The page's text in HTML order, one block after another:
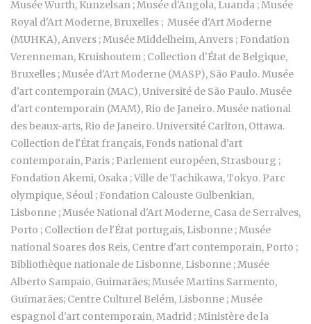
Musée Wurth, Kunzelsan ; Musée d'Angola, Luanda ; Musée
Royal d'Art Moderne, Bruxelles ; Musée d'Art Moderne
(MUHKA), Anvers ; Musée Middelheim, Anvers ; Fondation
Verenneman, Kruishoutem ; Collection d'État de Belgique,
Bruxelles ; Musée d'Art Moderne (MASP), São Paulo. Musée
d'art contemporain (MAC), Université de São Paulo. Musée
d'art contemporain (MAM), Rio de Janeiro. Musée national
des beaux-arts, Rio de Janeiro. Université Carlton, Ottawa.
Collection de l'État français, Fonds national d'art
contemporain, Paris ; Parlement européen, Strasbourg ;
Fondation Akemi, Osaka ; Ville de Tachikawa, Tokyo. Parc
olympique, Séoul ; Fondation Calouste Gulbenkian,
Lisbonne ; Musée National d'Art Moderne, Casa de Serralves,
Porto ; Collection de l'État portugais, Lisbonne ; Musée
national Soares dos Reis, Centre d'art contemporain, Porto ;
Bibliothèque nationale de Lisbonne, Lisbonne ; Musée
Alberto Sampaio, Guimarães; Musée Martins Sarmento,
Guimarães; Centre Culturel Belém, Lisbonne ; Musée
espagnol d'art contemporain, Madrid ; Ministère de la